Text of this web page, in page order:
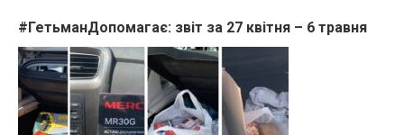
#ГетьманДопомагає: звіт за 27 квітня – 6 травня